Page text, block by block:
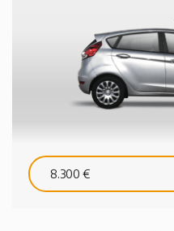
8.300 €